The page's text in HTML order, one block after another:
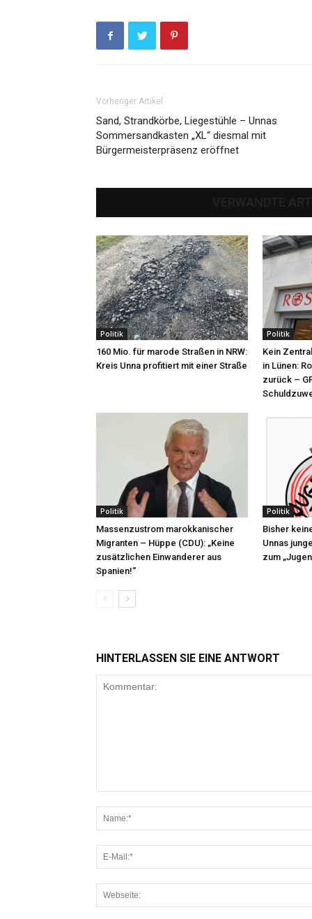
Vorheriger Artikel
Sand, Strandkörbe, Liegestühle – Unnas
Sommersandkasten „XL“ diesmal mit
Bürgermeisterpräsenz eröffnet
Politik
160 Mio. für marode Straßen in NRW:
Kreis Unna profitiert mit einer Straße
Politik
Kein
in Lünen:
zurück –
Politik
Massenzustrom marokkanischer
Migranten – Hüppe (CDU): „Keine
zusätzlichen Einwanderer aus
Spanien!“
Politik
Bisher
Unnas
zum
HINTERLASSEN SIE EINE ANTWORT